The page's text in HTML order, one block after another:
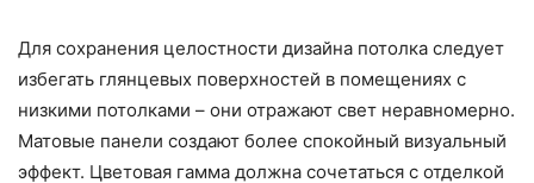
Для сохранения целостности дизайна потолка следует
избегать глянцевых поверхностей в помещениях с
низкими потолками – они отражают свет неравномерно.
Матовые панели создают более спокойный визуальный
эффект. Цветовая гамма должна сочетаться с отделкой